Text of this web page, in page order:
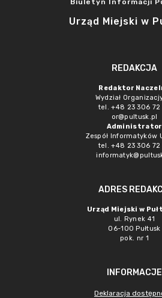
Biuletyn Informacji
Urząd Miejski w
REDAKCJA
Redaktor
Wydział
tel. +48 23 306 72
or@pultusk.pl
Administrator
Zespół Informatyków
tel. +48 23 306 72
ADRES
Urząd Miejski w
ul. Rynek 41
06-100 Pułtusk
pok. nr 1
INFORMACJE
Deklaracja